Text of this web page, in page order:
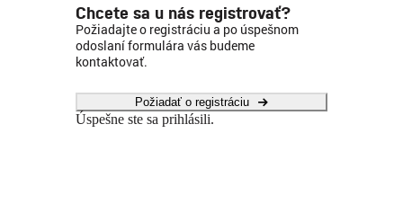
Chcete sa u nás registrovať?
Požiadajte o registráciu a po úspešnom
odoslaní formulára vás budeme
kontaktovať.
Požiadať o registráciu
Úspešne ste sa prihlásili.